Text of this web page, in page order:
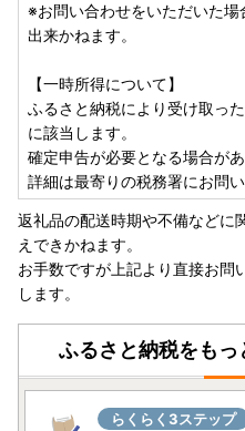
※お問い合わせをいただいた
出来かねます。
【一時所得について】
ふるさと納税により受け取っ
に該当します。
確定申告が必要となる場合が
詳細は最寄りの税務署にお問い
返礼品の配送時期や不備などに
えできかねます。
お手数ですが上記より直接お問
します。
ふるさと納税をも
らくらく3ステップ